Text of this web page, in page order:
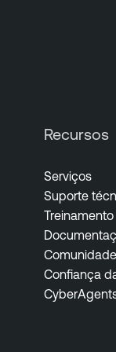
Recursos
Serviços
Suporte
Confiança